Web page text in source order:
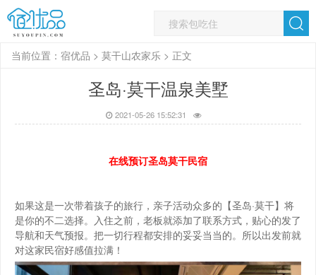
当前位置： 宿优品 > 莫干山农家乐 > 正文
圣岛·莫干温泉美墅
2021-05-26 15:52:31
在线预订圣岛莫干民宿
如果这是一次带着孩子的旅行，亲子活动众多的【圣岛·莫干】将
是你的不二选择。入住之前，老板就添加了联系方式，贴心的发了
导航和天气预报。把一切行程都安排的妥妥当当的。所以出发前就
对这家民宿好感值拉满！